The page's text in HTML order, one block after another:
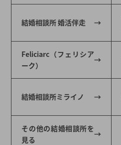
結婚相談所 婚活伴走
Feliciarc（フェリシア
ーク）
結婚相談所ミライノ
その他の結婚相談所を
見る